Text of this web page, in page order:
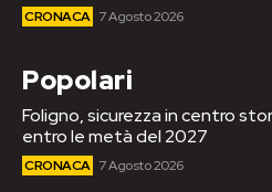
CRONACA 7 Agosto 2026
Popolari
Foligno, sicurezza in centro
entro le metà del 2027
CRONACA 7 Agosto 2026